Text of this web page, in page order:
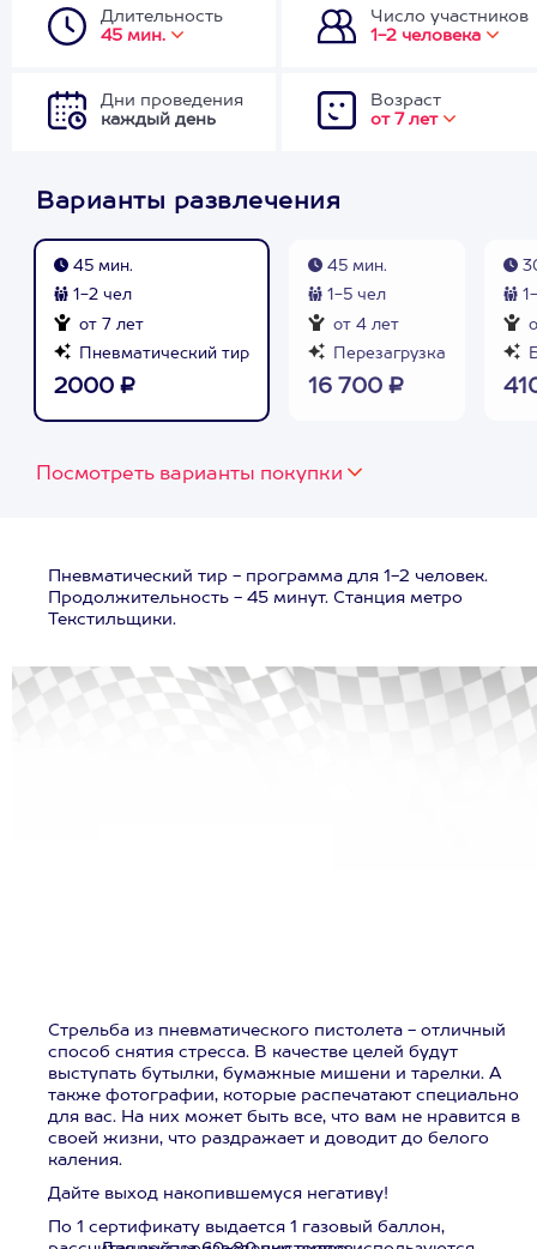
Длительность
45 мин.
Число участников
1-2 человека
Дни проведения
каждый день
Возраст
от 7 лет
Варианты развлечения
45 мин.
1-2 чел
от 7 лет
Пневматический тир
2000 ₽
45 мин.
1-5 чел
от 4 лет
Перезагрузка
16 700 ₽
Посмотреть варианты покупки
Пневматический тир - программа для 1-2 человек.
Продолжительность - 45 минут. Станция метро
Текстильщики.
Стрельба из пневматического пистолета - отличный
способ снятия стресса. В качестве целей будут
выступать бутылки, бумажные мишени и тарелки. А
также фотографии, которые распечатают специально
для вас. На них может быть все, что вам не нравится в
своей жизни, что раздражает и доводит до белого
каления.
Дайте выход накопившемуся негативу!
По 1 сертификату выдается 1 газовый баллон,